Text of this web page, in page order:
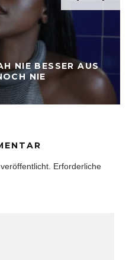
NIE BESSER AUS
NIE
Erforderliche